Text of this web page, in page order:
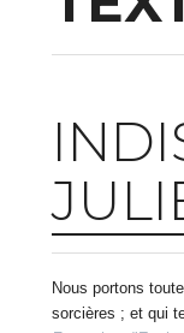
Nous portons
sorcières ; et qui